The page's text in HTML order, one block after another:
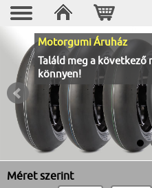
Motorgumi Áruház
Találd meg a
könnyen!
Méret szerint